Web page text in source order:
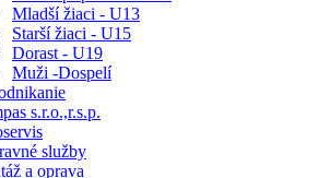
Mladší žiaci - U13
Starší žiaci - U15
Dorast - U19
Muži -Dospelí
s.r.o.,r.s.p.
služby
a oprava